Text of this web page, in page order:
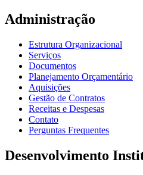
Administração
Estrutura Organizacional
Serviços
Documentos
Planejamento Orçamentário
Aquisições
Gestão de Contratos
Receitas e Despesas
Contato
Perguntas Frequentes
Desenvolvimento